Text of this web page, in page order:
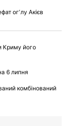
огʼлу Акієв
Криму його
6 липня
комбінований